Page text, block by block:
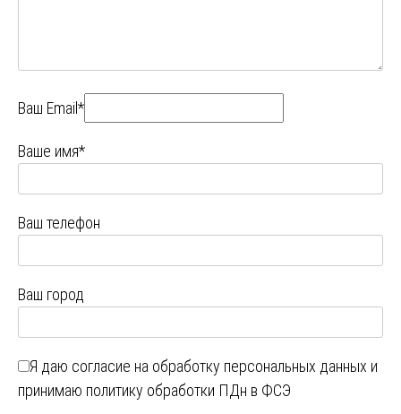
Ваш Email*
Ваше имя*
Ваш телефон
Ваш город
Я даю согласие на обработку персональных данных и
принимаю политику обработки ПДн в ФСЭ